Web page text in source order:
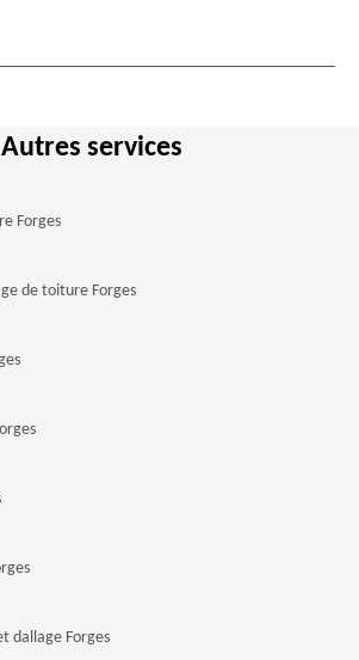
Autres services
Forges
de toiture Forges
dallage Forges